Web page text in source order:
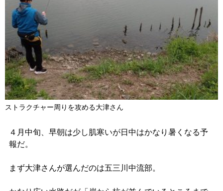
ストラクチャー周りを攻める大津さん
４月中旬、早朝は少し肌寒いが日中はかなり暑くなる予
報だ。
まず大津さんが選んだのは五三川中流部。